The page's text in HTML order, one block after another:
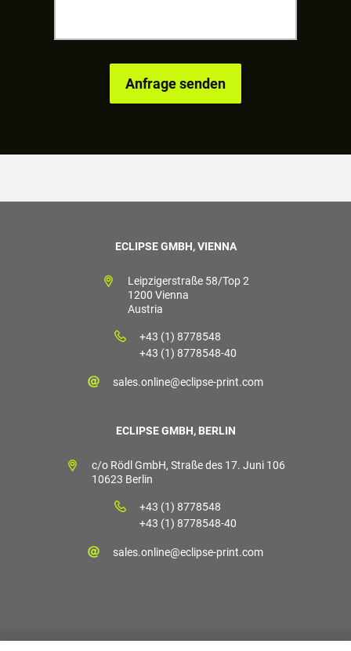
ECLIPSE GMBH, VIENNA
Leipzigerstraße 58/Top 2
1200 Vienna
Austria
+43 (1) 8778548
+43 (1) 8778548-40
sales.online@eclipse-print.com
ECLIPSE GMBH, BERLIN
c/o Rödl GmbH, Straße des 17. Juni 106
10623 Berlin
+43 (1) 8778548
+43 (1) 8778548-40
sales.online@eclipse-print.com